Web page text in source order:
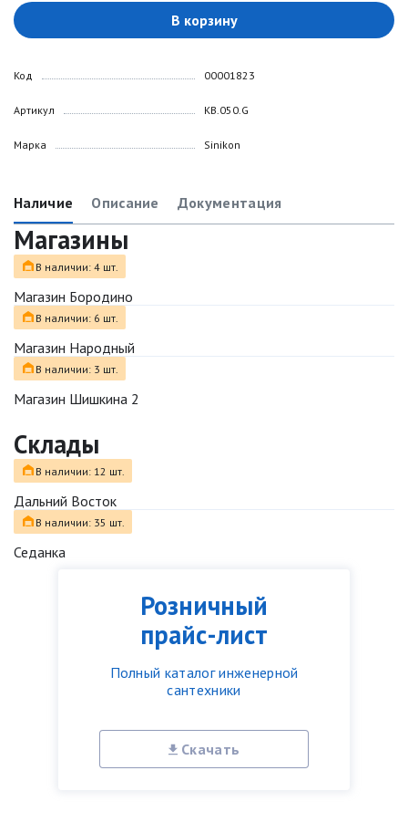
Розничный
прайс-лист
Полный каталог инженерной
сантехники
Скачать
В корзину
Код
Артикул
Марка
00001823
КВ.050.G
Sinikon
Наличие Описание Документация
Магазины
В наличии: 4 шт.
Магазин Бородино
В наличии: 6 шт.
Магазин Народный
В наличии: 3 шт.
Магазин Шишкина 2
Склады
В наличии: 12 шт.
Дальний Восток
В наличии: 35 шт.
Седанка